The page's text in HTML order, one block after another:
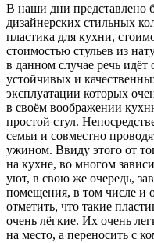
В наши дни представлено
дизайнерских стильных
пластика для кухни,
стоимостью стульев из
в данном случае речь
устойчивых и
эксплуатации которых
в своём воображении
простой стул.
семьи и совместно
ужином. Ввиду этого от
на кухне, во многом
уют, в свою же очередь,
помещения, в том числе и
отметить, что такие
очень лёгкие. Их очень
на место, а переносить с